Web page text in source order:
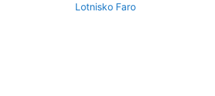
Lotnisko Faro